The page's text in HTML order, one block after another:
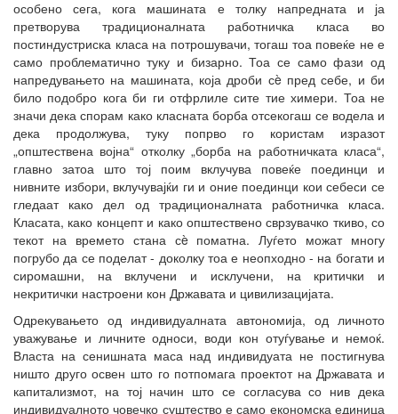
особено сега, кога машината е толку напредната и ја
претворува традиционалната работничка класа во
постиндустриска класа на потрошувачи, тогаш тоа повеќе не е
само проблематично туку и бизарно. Тоа се само фази од
напредувањето на машината, која дроби сè пред себе, и би
било подобро кога би ги отфрлиле сите тие химери. Тоа не
значи дека спорам како класната борба отсекогаш се водела и
дека продолжува, туку попрво го користам изразот
„општествена војна“ отколку „борба на работничката класа“,
главно затоа што тој поим вклучува повеќе поединци и
нивните избори, вклучувајќи ги и оние поединци кои себеси се
гледаат како дел од традиционалната работничка класа.
Класата, како концепт и како општествено сврзувачко ткиво, со
текот на времето стана сè поматна. Луѓето можат многу
погрубо да се поделат - доколку тоа е неопходно - на богати и
сиромашни, на вклучени и исклучени, на критички и
некритички настроени кон Државата и цивилизацијата.
Одрекувањето од индивидуалната автономија, од личното
уважување и личните односи, води кон отуѓување и немоќ.
Власта на сенишната маса над индивидуата не постигнува
ништо друго освен што го потпомага проектот на Државата и
капитализмот, на тој начин што се согласува со нив дека
индивидуалното човечко суштество е само економска единица